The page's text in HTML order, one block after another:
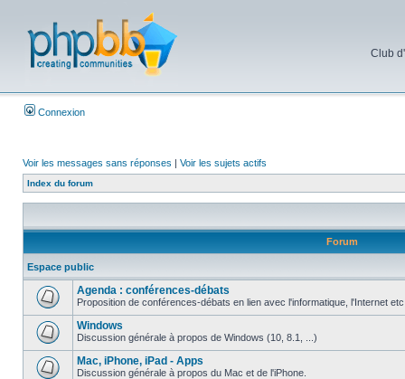
Club
Connexion
Voir les messages sans réponses | Voir les sujets actifs
Index du forum
Forum
Espace public
Agenda : conférences-débats
Proposition de conférences-débats en lien avec l'informatique, l'Internet
Windows
Discussion générale à propos de Windows (10, 8.1, ...)
Mac, iPhone, iPad - Apps
Discussion générale à propos du Mac et de l'iPhone.